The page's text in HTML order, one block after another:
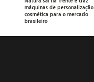
máquinas de personalização
cosmética para o mercado
brasileiro